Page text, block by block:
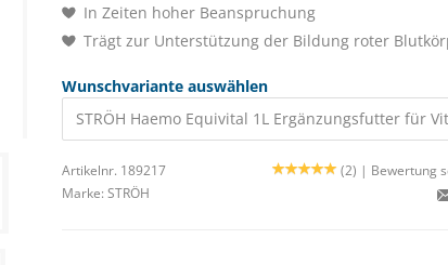
In Zeiten hoher Beanspruchung
Trägt zur Unterstützung der Bildung roter
Wunschvariante auswählen
STRÖH Haemo Equivital 1L Ergänzungsfutter für
Artikelnr. 189217 (2) | Bewertung
Marke: STRÖH